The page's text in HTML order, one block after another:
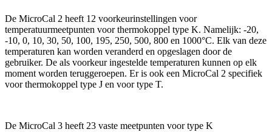
De MicroCal 2 heeft 12 voorkeurinstellingen voor
temperatuurmeetpunten voor thermokoppel type K. Namelijk: -20,
-10, 0, 10, 30, 50, 100, 195, 250, 500, 800 en 1000°C. Elk van deze
temperaturen kan worden veranderd en opgeslagen door de
gebruiker. De als voorkeur ingestelde temperaturen kunnen op elk
moment worden teruggeroepen. Er is ook een MicroCal 2 specifiek
voor thermokoppel type J en voor type T.
De MicroCal 3 heeft 23 vaste meetpunten voor type K